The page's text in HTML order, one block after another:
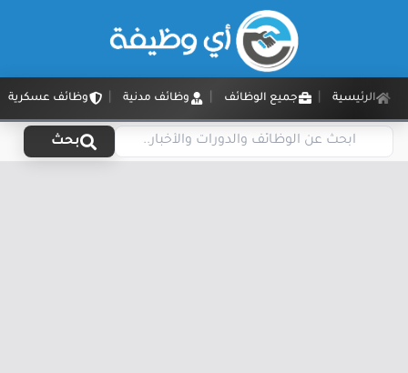
الرئيسية جميع الوظائف وظائف مدنية وظائف عسكرية
بحث